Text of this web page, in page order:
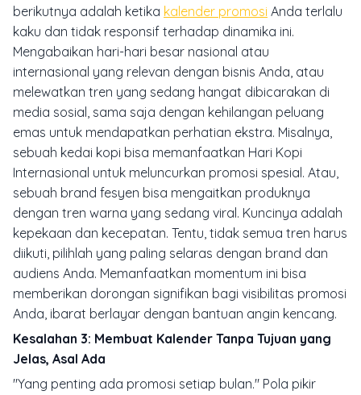
berikutnya adalah ketika kalender promosi Anda terlalu
kaku dan tidak responsif terhadap dinamika ini.
Mengabaikan hari-hari besar nasional atau
internasional yang relevan dengan bisnis Anda, atau
melewatkan tren yang sedang hangat dibicarakan di
media sosial, sama saja dengan kehilangan peluang
emas untuk mendapatkan perhatian ekstra. Misalnya,
sebuah kedai kopi bisa memanfaatkan Hari Kopi
Internasional untuk meluncurkan promosi spesial. Atau,
sebuah brand fesyen bisa mengaitkan produknya
dengan tren warna yang sedang viral. Kuncinya adalah
kepekaan dan kecepatan. Tentu, tidak semua tren harus
diikuti, pilihlah yang paling selaras dengan brand dan
audiens Anda. Memanfaatkan momentum ini bisa
memberikan dorongan signifikan bagi visibilitas promosi
Anda, ibarat berlayar dengan bantuan angin kencang.
Kesalahan 3: Membuat Kalender Tanpa Tujuan yang
Jelas, Asal Ada
"Yang penting ada promosi setiap bulan." Pola pikir